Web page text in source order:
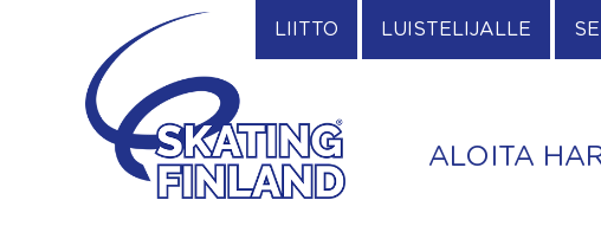
LIITTO LUISTELIJALLE
ALOITA